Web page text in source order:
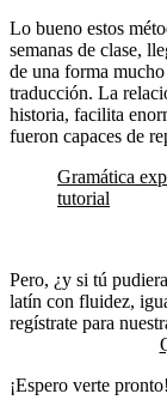
Lo bueno estos
semanas de clase,
de una forma
traducción. La
historia, facilita
fueron capaces de
Gramática
tutorial
Pero, ¿y si tú
latín con fluidez,
regístrate para
¡Espero verte pronto!